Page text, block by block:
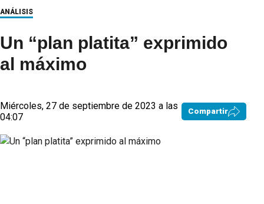
ANÁLISIS
Un “plan platita” exprimido
al máximo
Miércoles, 27 de septiembre de 2023 a las
04:07
Compartir